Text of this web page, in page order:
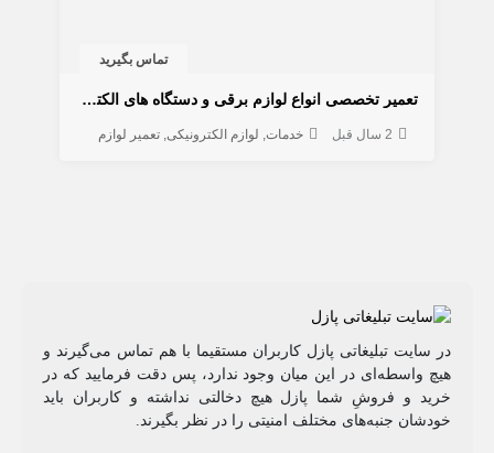
تماس بگیرید
تعمیر تخصصی انواع لوازم برقی و دستگاه های الکترونیکی
2 سال قبل خدمات لوازم الکترونیکی تعمیر لوازم
در سایت تبلیغاتی پازل کاربران مستقیما با هم تماس می‌گیرند و
هیچ واسطه‌ای در این میان وجود ندارد، پس دقت فرمایید که در
خرید و فروشِ شما پازل هیچ دخالتی نداشته و کاربران باید
خودشان جنبه‌های مختلف امنیتی را در نظر بگیرند.